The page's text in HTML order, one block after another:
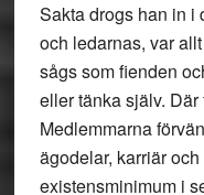
Sakta drogs han in i
och ledarnas, var
sågs som fienden
eller tänka själv.
Medlemmarna
ägodelar, karriär
existensminimum i